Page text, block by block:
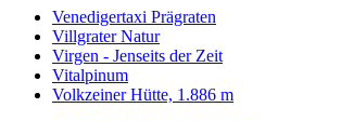
Venedigertaxi Prägraten
Villgrater Natur
Virgen - Jenseits der Zeit
Vitalpinum
Volkzeiner Hütte, 1.886 m